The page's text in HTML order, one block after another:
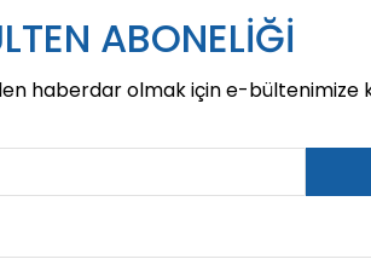
ABONELİĞİ
haberdar olmak için e-bültenimize